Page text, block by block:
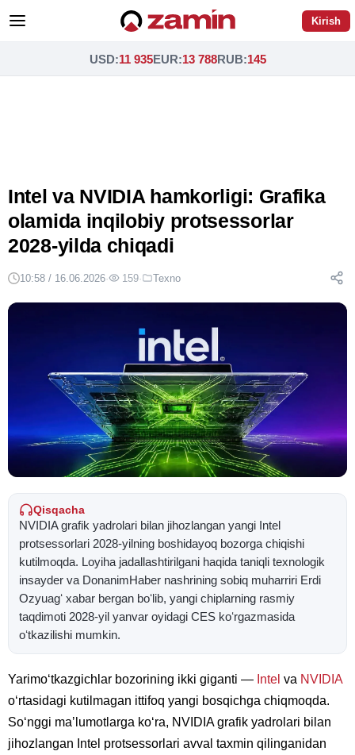
Kirish
USD:11 935EUR:13 788RUB:145
Intel va NVIDIA hamkorligi: Grafika
olamida inqilobiy protsessorlar
2028-yilda chiqadi
10:58 / 16.06.2026· 159· Texno
Qisqacha
NVIDIA grafik yadrolari bilan jihozlangan yangi Intel
protsessorlari 2028-yilning boshidayoq bozorga chiqishi
kutilmoqda. Loyiha jadallashtirilgani haqida taniqli texnologik
insayder va DonanimHaber nashrining sobiq muharriri Erdi
Ozyuagʻ xabar bergan boʻlib, yangi chiplarning rasmiy
taqdimoti 2028-yil yanvar oyidagi CES koʻrgazmasida
oʻtkazilishi mumkin.
Yarimoʻtkazgichlar bozorining ikki giganti — Intel va NVIDIA
oʻrtasidagi kutilmagan ittifoq yangi bosqichga chiqmoqda.
Soʻnggi maʼlumotlarga koʻra, NVIDIA grafik yadrolari bilan
jihozlangan Intel protsessorlari avval taxmin qilinganidan